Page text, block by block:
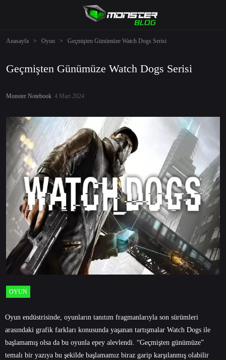
Anasayfa > Oyun > Geçmişten Günümüze Watch Dogs Serisi
Geçmişten Günümüze Watch Dogs Serisi
Monster Notebook 4 Mart 2024
OYUN
Oyun endüstrisinde, oyunların tanıtım fragmanlarıyla son sürümleri
arasındaki grafik farkları konusunda yaşanan tartışmalar Watch Dogs ile
başlamamış olsa da bu oyunla epey alevlendi. “Geçmişten günümüze”
temalı bir yazıya bu şekilde başlamamız biraz garip karşılanmış olabilir